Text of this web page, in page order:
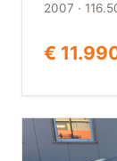
2007 ·
€